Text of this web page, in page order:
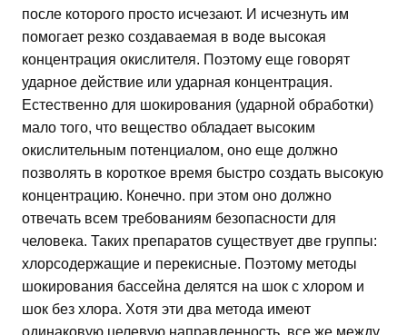
после которого просто исчезают. И исчезнуть им
помогает резко создаваемая в воде высокая
концентрация окислителя. Поэтому еще говорят
ударное действие или ударная концентрация.
Естественно для шокирования (ударной обработки)
мало того, что вещество обладает высоким
окислительным потенциалом, оно еще должно
позволять в короткое время быстро создать высокую
концентрацию. Конечно. при этом оно должно
отвечать всем требованиям безопасности для
человека. Таких препаратов существует две группы:
хлорсодержащие и перекисные. Поэтому методы
шокирования бассейна делятся на шок с хлором и
шок без хлора. Хотя эти два метода имеют
одинаковую целевую направленность, все же между